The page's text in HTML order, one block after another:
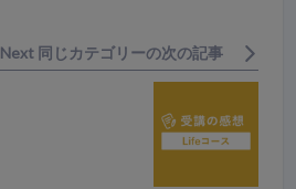
Next 同じカテゴリーの次の記事